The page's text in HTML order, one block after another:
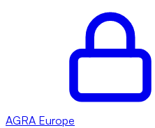
AGRA Europe